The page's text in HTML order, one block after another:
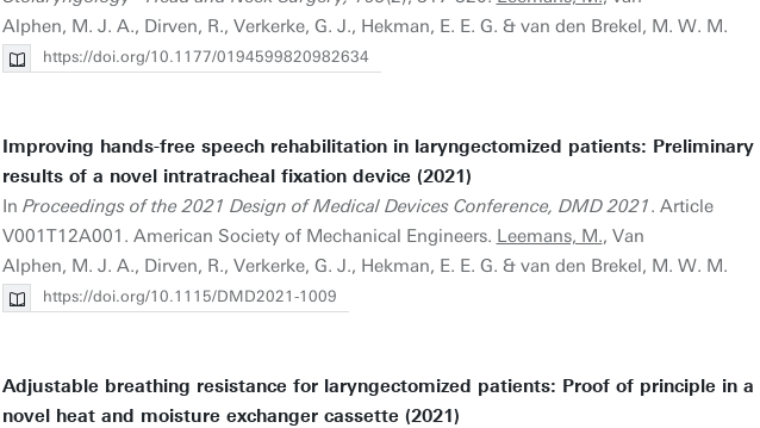
Alphen, M. J. A., Dirven, R., Verkerke, G. J., Hekman, E. E. G. & van den Brekel, M. W. M.
https://doi.org/10.1177/0194599820982634
Improving hands-free speech rehabilitation in laryngectomized patients: Preliminary
results of a novel intratracheal fixation device (2021)
In Proceedings of the 2021 Design of Medical Devices Conference, DMD 2021. Article
V001T12A001. American Society of Mechanical Engineers. Leemans, M., Van
Alphen, M. J. A., Dirven, R., Verkerke, G. J., Hekman, E. E. G. & van den Brekel, M. W. M.
https://doi.org/10.1115/DMD2021-1009
Adjustable breathing resistance for laryngectomized patients: Proof of principle in a
novel heat and moisture exchanger cassette (2021)